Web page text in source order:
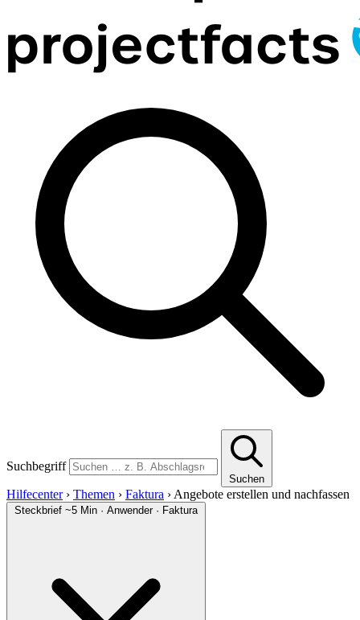
Suchbegriff
Suchen
Hilfecenter › Themen › Faktura › Angebote erstellen und nachfassen
Steckbrief ~5 Min · Anwender · Faktura